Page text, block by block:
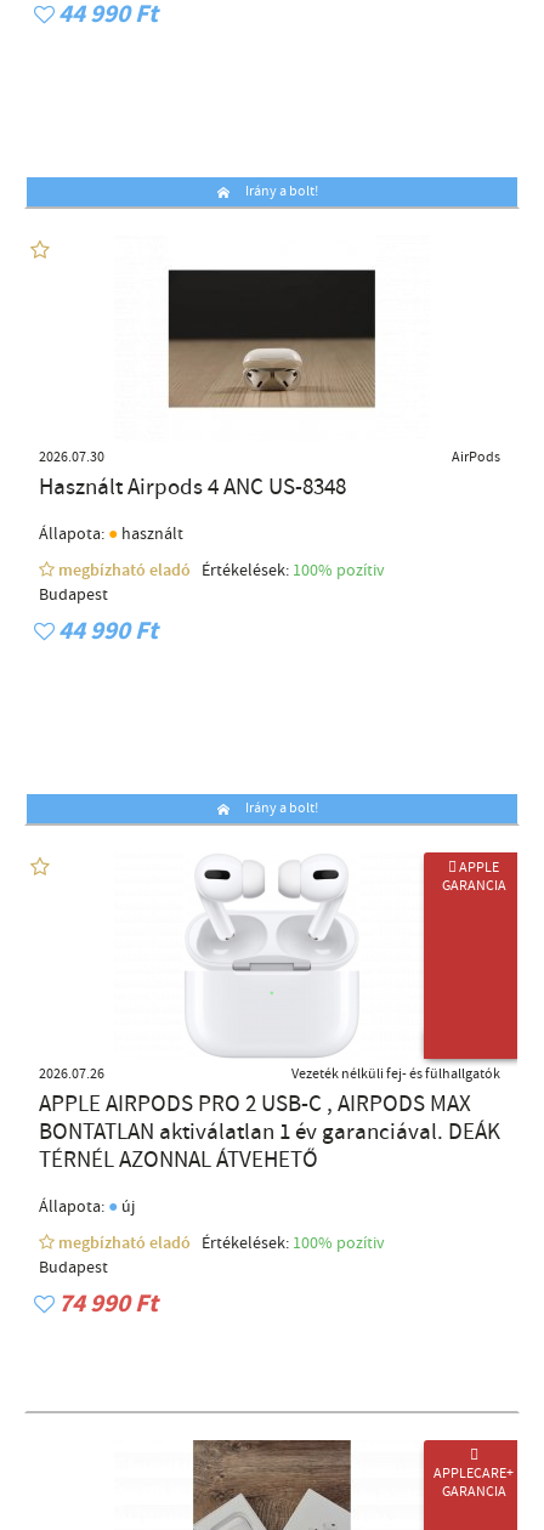
44 990 Ft
Irány a bolt!
2026.07.30 AirPods
Használt Airpods 4 ANC US-8348
Állapota: ● használt
megbízható eladó
Értékelések: 100% pozítiv
Budapest
44 990 Ft
Irány a bolt!
 APPLE
GARANCIA
2026.07.26 Vezeték nélküli fej- és fülhallgatók
APPLE AIRPODS PRO 2 USB-C , AIRPODS MAX
BONTATLAN aktiválatlan 1 év garanciával. DEÁK
TÉRNÉL AZONNAL ÁTVEHETŐ
Állapota: ● új
megbízható eladó
Értékelések: 100% pozítiv
Budapest
74 990 Ft

APPLECARE+
GARANCIA